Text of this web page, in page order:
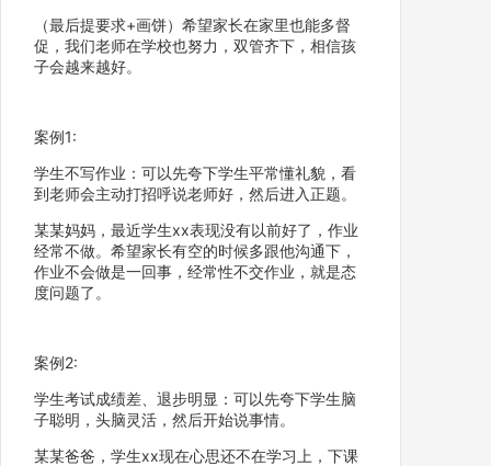
（最后提要求+画饼）希望家长在家里也能多督
促，我们老师在学校也努力，双管齐下，相信孩
子会越来越好。
案例1:
学生不写作业：可以先夸下学生平常懂礼貌，看
到老师会主动打招呼说老师好，然后进入正题。
某某妈妈，最近学生xx表现没有以前好了，作业
经常不做。希望家长有空的时候多跟他沟通下，
作业不会做是一回事，经常性不交作业，就是态
度问题了。
案例2:
学生考试成绩差、退步明显：可以先夸下学生脑
子聪明，头脑灵活，然后开始说事情。
某某爸爸，学生xx现在心思还不在学习上，下课